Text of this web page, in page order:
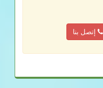
إتصل بنا